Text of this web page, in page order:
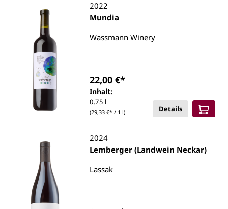
2022
Mundia
Wassmann Winery
Inhalt:
0.75 l
(29,33 €* / 1 l)
22,00 €*
Details
2024
Lemberger (Landwein Neckar)
Lassak